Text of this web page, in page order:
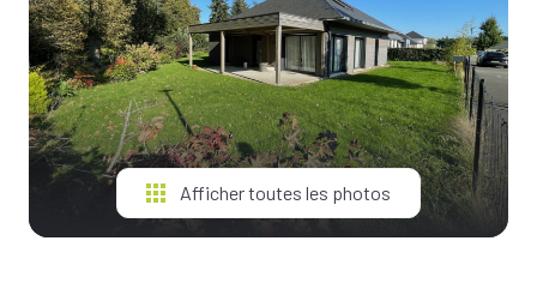
ESTIMEZ
VOTRE
BIEN
NOTRE
ÉQUIPE
Afficher toutes les photos